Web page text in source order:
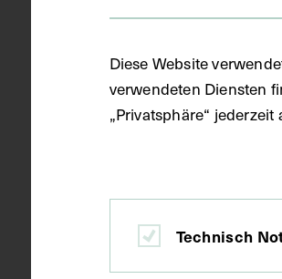
Gegenstand
Datierung
Diese Website
verwendeten Diensten
„Privatsphäre“
Technisch